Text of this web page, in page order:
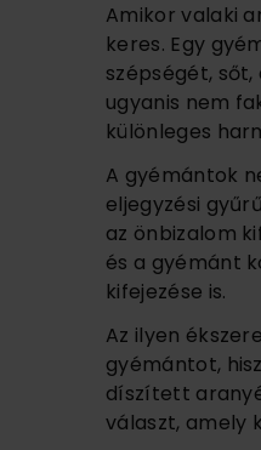
Amikor valaki
keres. Egy
szépségét,
ugyanis nem
különleges
A gyémántok
eljegyzési
az önbizalom
és a gyémánt
kifejezése is.
Az ilyen
gyémántot,
díszített
választ, amely